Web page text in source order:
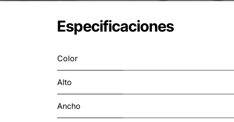
Especificaciones
Color
Alto
Ancho